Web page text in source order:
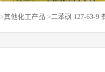
>其他化工产品 >二苯砜 127-63-9